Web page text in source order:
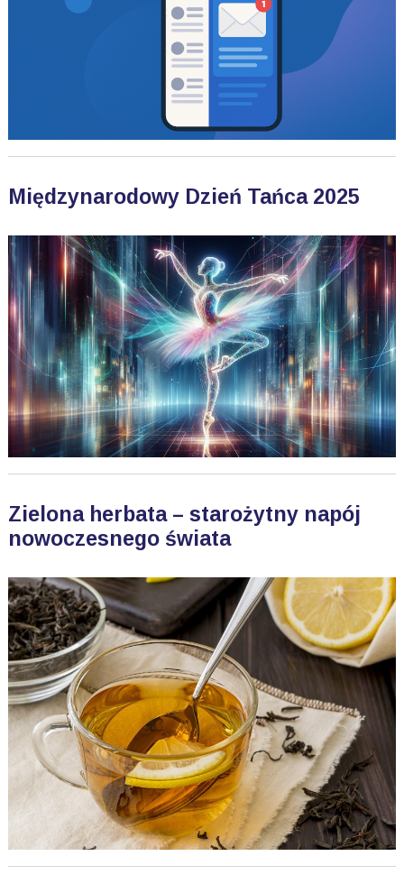
Międzynarodowy Dzień Tańca 2025
Zielona herbata – starożytny napój
nowoczesnego świata